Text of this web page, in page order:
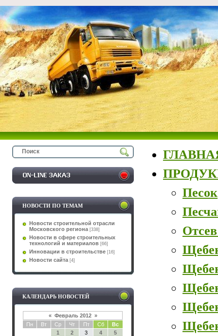
НОВОСТИ ПО ТЕМАМ
Новости строительной отрасли
Московского региона [338]
Новости в сфере строительных
технологий и материалов [66]
Инновации в строительстве [16]
Новости сайта [4]
КАЛЕНДАРЬ НОВОСТЕЙ
« Февраль 2012 »
Пн
Вт Ср Чт Пт Сб
Вс
1
2 3 4
5
Песок